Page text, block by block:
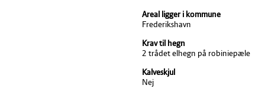
Areal ligger i kommune
Frederikshavn
Krav til hegn
2 trådet elhegn på robiniepæle
Kalveskjul
Nej